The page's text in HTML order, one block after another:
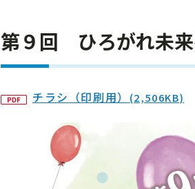
第９回 ひろがれ未来
チラシ（印刷用） (2,506KB)